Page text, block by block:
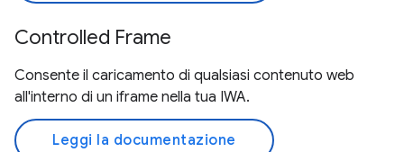
Controlled Frame
Consente il caricamento di qualsiasi contenuto web
all'interno di un iframe nella tua IWA.
Leggi la documentazione